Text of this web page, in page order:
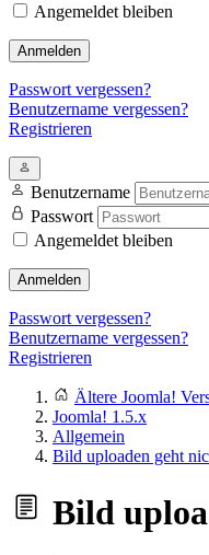
Angemeldet bleiben
Anmelden
Passwort vergessen?
Benutzername vergessen?
Registrieren
Benutzername
Passwort
Angemeldet bleiben
Anmelden
Passwort vergessen?
Benutzername vergessen?
Registrieren
Ältere Joomla!
Joomla! 1.5.x
Allgemein
Bild uploaden geht
Bild